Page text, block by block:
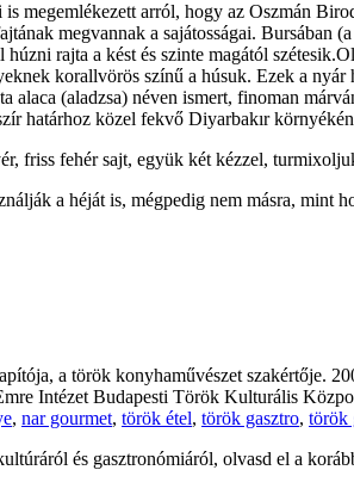
megemlékezett arról, hogy az Oszmán
megvannak a sajátosságai.
rajta a kést és szinte magától
korallvörös színű a húsuk. Ezek a
alaca (aladzsa) néven ismert, finoman
határhoz közel fekvő Diyarbakır
friss fehér sajt, együk két kézzel,
a héját is, mégpedig nem másra, mint
a török konyhaművészet szakértője.
Intézet Budapesti Török Kulturális
, nar gourmet, török étel, török gasztro, török
és gasztronómiáról, olvasd el a